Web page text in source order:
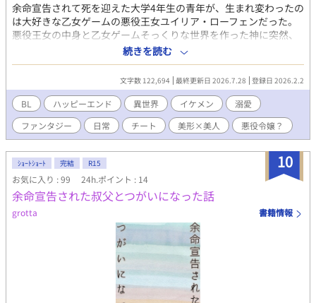
余命宣告されて死を迎えた大学4年生の青年が、生まれ変わったの
は大好きな乙女ゲームの悪役王女ユイリア・ローフェンだった。
悪役王女の中身と乙女ゲームそっくりな世界を作った神に突然、
ユイリア・ローフェンにハッピーエンドの人生を送らせろ、と命
令。 そこから始まる主人公が巡るヒロイン達を倒して、ハッピー
エンドを勝ち取るまでのお話。 「」は普通の会話 『』は過去や
電話など 〈〉は小声で話している () は心の声や動作 ・・・は時間
経過 ＊＊＊は話し手交代 ○○○は過去振り返 ー文章ーはナレ
ーション 小説家になろう､カクヨムの方でも掲載しております。
続きを読む
文字数 122,694 最終更新日 2026.7.28 登録日 2026.2.2
BL ハッピーエンド 異世界 イケメン
溺愛
ファンタジー
日常 チート 美形×美人 悪役令嬢？
10
ｼｮｰﾄｼｮｰﾄ 完結 R15
お気に入り : 99 24h.ポイント : 14
余命宣告された叔父とつがいになった話
grotta 書籍情報